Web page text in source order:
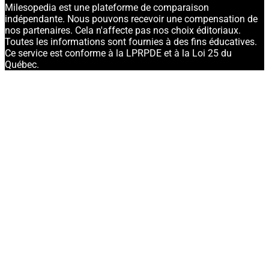
Milesopedia est une plateforme de comparaison
indépendante. Nous pouvons recevoir une compensation de
nos partenaires. Cela n'affecte pas nos choix éditoriaux.
Toutes les informations sont fournies à des fins éducatives.
Ce service est conforme à la LPRPDE et à la Loi 25 du
Québec.